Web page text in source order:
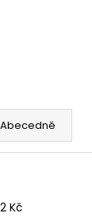
Abecedně
Kč